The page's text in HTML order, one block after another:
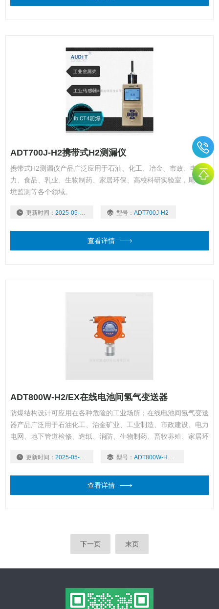
ADT700J-H2携带式H2测漏仪
携带式H2测漏仪产品广泛应用于石油、化工、冶金、市政、电
力、食品、乳业、生物制药、家居环保、高校科研实验室，尾气环
境监测等各个领域。
更新时间： 2025-05-06 型号： ADT700J-H2
查看详情
ADT800W-H2/EX在线电池间氢气变送器
防爆结构设计可应用在各种危险的工业场所；在线电池间氢气变送
器产品广泛用于石油化工、治金矿业、工业制造、市政建设、电力
电网、地下管道检修、造纸、消防、生物制药、畜牧养殖、家居环
更新时间： 2025-05-06 型号： ADT800W-H2/EX
查看详情
下一页 末页